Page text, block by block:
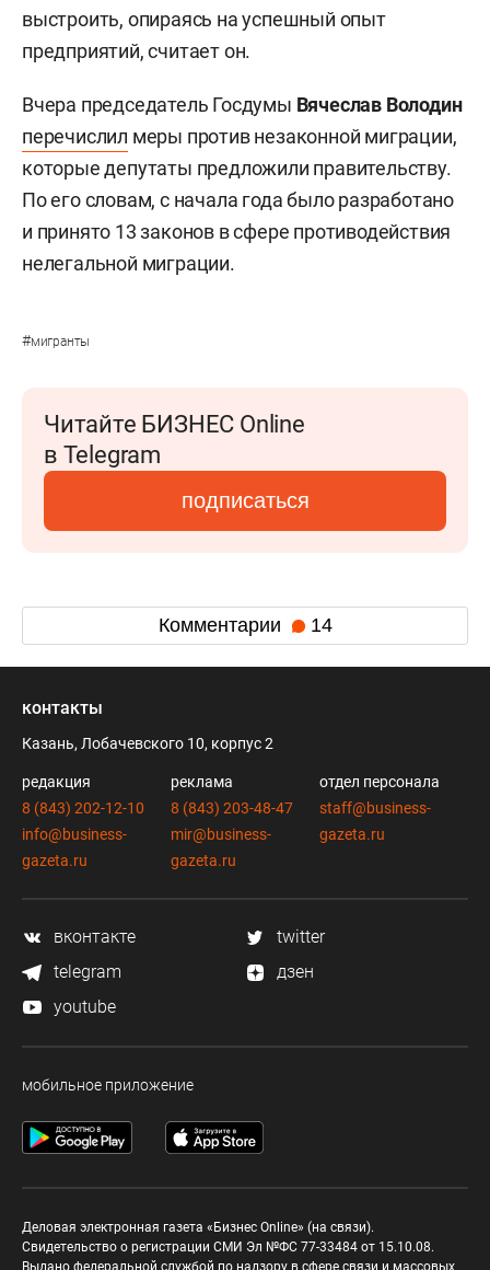
выстроить, опираясь на успешный опыт
предприятий, считает он.
Вчера председатель Госдумы Вячеслав Володин
перечислил меры против незаконной миграции,
которые депутаты предложили правительству.
По его словам, с начала года было разработано
и принято 13 законов в сфере противодействия
нелегальной миграции.
#мигранты
Читайте БИЗНЕС Online
в Telegram
подписаться
Комментарии 14
контакты
Казань, Лобачевского 10, корпус 2
редакция
8 (843) 202-12-10
info@business-
gazeta.ru
реклама
8 (843) 203-48-47
mir@business-
gazeta.ru
отдел персонала
staff@business-
gazeta.ru
вконтакте
twitter
telegram
дзен
youtube
мобильное приложение
Деловая электронная газета «Бизнес Online» (на связи).
Свидетельство о регистрации СМИ Эл №ФС 77-33484 от 15.10.08.
Выдано федеральной службой по надзору в сфере связи и массовых